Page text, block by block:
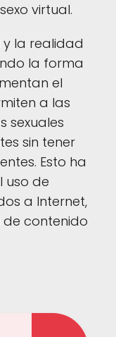
virtual.
la realidad
la forma
el
a las
sexuales
sin tener
Esto ha
uso de
a Internet,
contenido